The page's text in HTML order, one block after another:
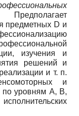
Предполагает
предметных D и
изучения и
решений и
и т. п.
и
по уровням А, В,